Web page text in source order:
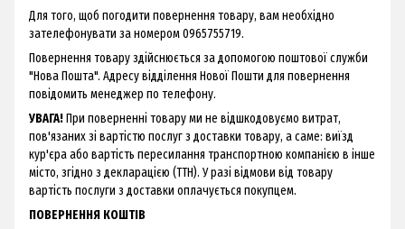
Для того, щоб погодити повернення товару, вам необхідно
зателефонувати за номером 0965755719.
Повернення товару здійснюється за допомогою поштової служби
"Нова Пошта". Адресу відділення Нової Пошти для повернення
повідомить менеджер по телефону.
УВАГА!При поверненні товару ми не відшкодовуємо витрат,
пов'язаних зі вартістю послуг з доставки товару, а саме: виїзд
кур'єра або вартість пересилання транспортною компанією в інше
місто, згідно з декларацією (ТТН). У разі відмови від товару
вартість послуги з доставки оплачується покупцем.
ПОВЕРНЕННЯ КОШТІВ